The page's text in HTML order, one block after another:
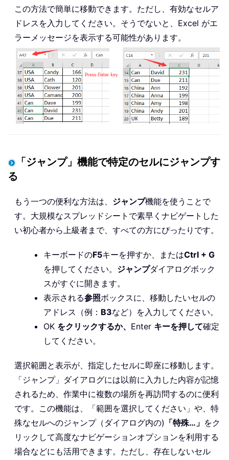
この方法で簡単に移動できます。ただし、有効なセルア
ドレスを入力してください。そうでないと、Excel がエ
ラーメッセージを表示する可能性があります。
「ジャンプ」機能で特定のセルにジャンプす
る
もう一つの便利な方法は、 ジャンプ機能を使うことで
す。大規模なスプレッドシートで素早くナビゲートした
い初心者から上級者まで、すべての方にぴったりです。
キーボードのF5キーを押すか、またはCtrl + G
を押してください。 ジャンプダイアログボック
スがすぐに開きます。
表示される参照ボックスに、移動したいセルの
アドレス（例： B3など）を入力してください。
OK をクリックするか、 Enter キーを押して確定
してください。
選択範囲と表示が、指定したセルに即座に移動します。
「ジャンプ」ダイアログには以前に入力した内容が記憶
されるため、作業中に複数の場所を再訪問するのに便利
です。この機能は、「範囲を選択してください」や、特
殊なセルへのジャンプ（ダイアログ内の) 「特殊…」 をク
リックして高度なナビゲーションオプションを利用する
場合などにも活用できます。ただし、存在しないセル